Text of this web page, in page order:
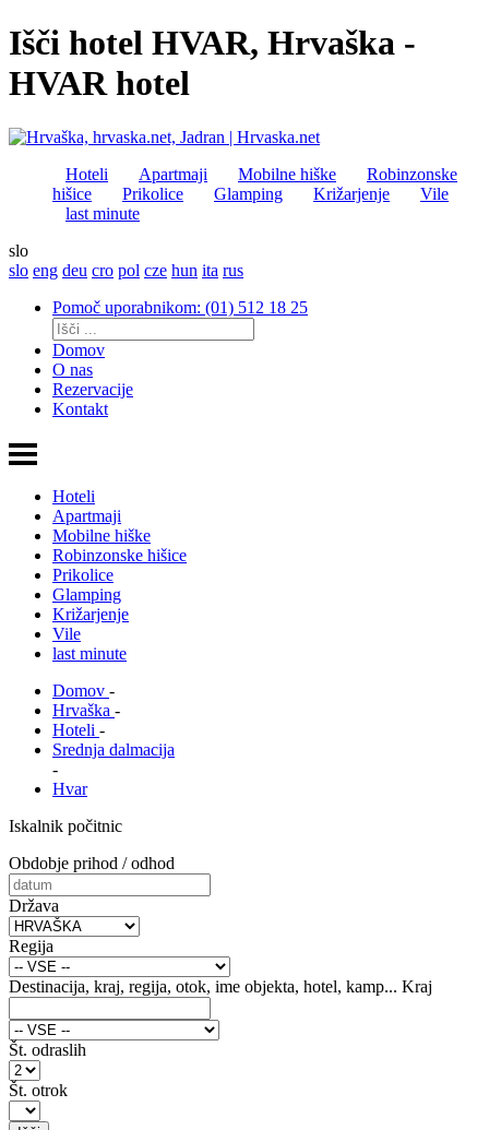
Išči hotel HVAR, Hrvaška -
HVAR hotel
Hoteli Apartmaji Mobilne hiške
Robinzonske
hišice
Prikolice Glamping Križarjenje
Vile
last minute
slo
slo eng deu cro pol cze hun ita rus
Pomoč uporabnikom: (01) 512 18 25
Domov
O nas
Rezervacije
Kontakt
Hoteli
Apartmaji
Mobilne hiške
Robinzonske hišice
Prikolice
Glamping
Križarjenje
Vile
last minute
Domov -
Hrvaška -
Hoteli -
Srednja dalmacija
-
Hvar
Iskalnik počitnic
Obdobje prihod / odhod
Država
Regija
Destinacija, kraj, regija, otok, ime objekta, hotel, kamp... Kraj
Št. odraslih
Št. otrok